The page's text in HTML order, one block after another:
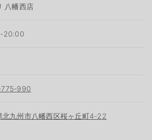
八幡西店
20:00
990
北九州市八幡西区桜ヶ丘町4-22